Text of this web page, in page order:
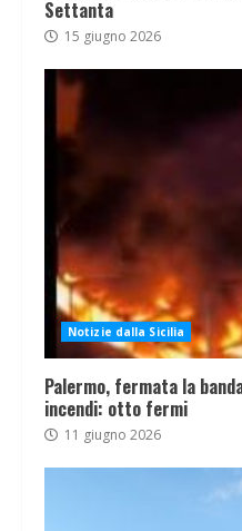
Settanta
15 giugno 2026
Notizie dalla Sicilia
Palermo, fermata la
incendi: otto fermi
11 giugno 2026